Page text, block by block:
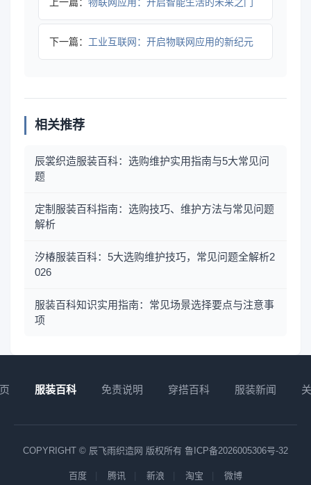
下一篇： 工业互联网：开启物联网应用的新纪元
相关推荐
辰裳织造服装百科：选购维护实用指南与5大常见问
题
定制服装百科指南：选购技巧、维护方法与常见问题
解析
汐椿服装百科：5大选购维护技巧，常见问题全解析2
026
服装百科知识实用指南：常见场景选择要点与注意事
项
服装百科 免责说明 穿搭百科 服装新闻
COPYRIGHT © 辰飞雨织造网 版权所有 鲁ICP备2026005306号-32
百度 腾讯 新浪 淘宝 微博